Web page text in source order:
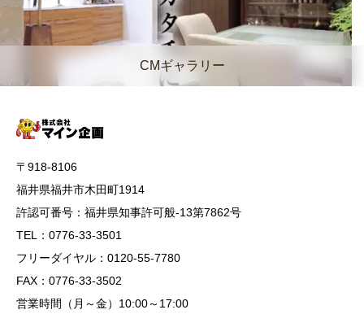
CMギャラリー
〒918-8106
福井県福井市木田町1914
許認可番号：福井県知事許可般-13第7862号
TEL：0776-33-3501
フリーダイヤル：0120-55-7780
FAX：0776-33-3502
営業時間（月～金）10:00～17:00